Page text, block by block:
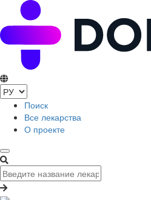
Поиск
Все лекарства
О проекте